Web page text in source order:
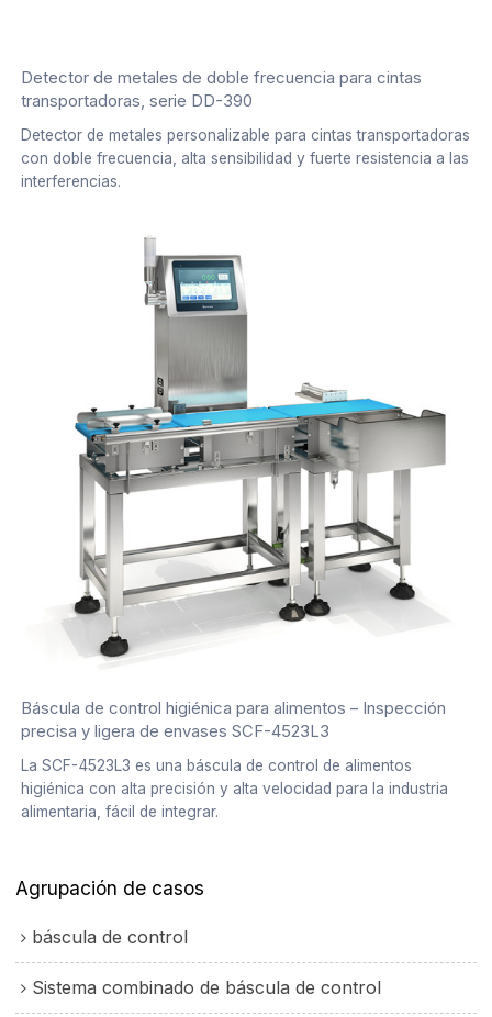
Detector de metales de doble frecuencia para cintas
transportadoras, serie DD-390
Detector de metales personalizable para cintas transportadoras
con doble frecuencia, alta sensibilidad y fuerte resistencia a las
interferencias.
Báscula de control higiénica para alimentos – Inspección
precisa y ligera de envases SCF-4523L3
La SCF-4523L3 es una báscula de control de alimentos
higiénica con alta precisión y alta velocidad para la industria
alimentaria, fácil de integrar.
Agrupación de casos
báscula de control
Sistema combinado de báscula de control